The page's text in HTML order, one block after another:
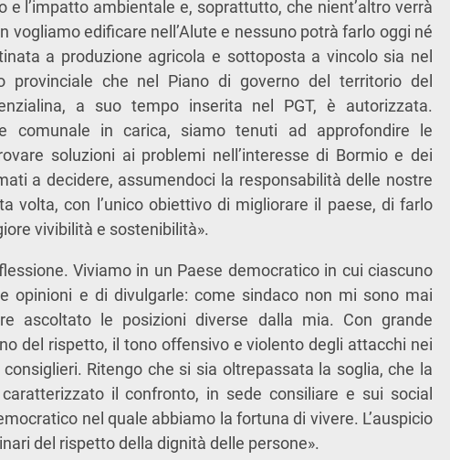
e l’impatto ambientale e, soprattutto, che nient’altro verrà
vogliamo edificare nell’Alute e nessuno potrà farlo oggi né
a produzione agricola e sottoposta a vincolo sia nel
provinciale che nel Piano di governo del territorio del
a suo tempo inserita nel PGT, è autorizzata.
comunale in carica, siamo tenuti ad approfondire le
soluzioni ai problemi nell’interesse di Bormio e dei
a decidere, assumendoci la responsabilità delle nostre
volta, con l’unico obiettivo di migliorare il paese, di farlo
vivibilità e sostenibilità».
Viviamo in un Paese democratico in cui ciascuno
opinioni e di divulgarle: come sindaco non mi sono mai
ascoltato le posizioni diverse dalla mia. Con grande
del rispetto, il tono offensivo e violento degli attacchi nei
Ritengo che si sia oltrepassata la soglia, che la
il confronto, in sede consiliare e sui social
nel quale abbiamo la fortuna di vivere. L’auspicio
del rispetto della dignità delle persone».